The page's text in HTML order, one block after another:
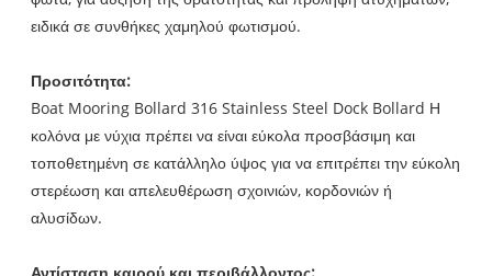
ειδικά σε συνθήκες χαμηλού φωτισμού.
Προσιτότητα:
Boat Mooring Bollard 316 Stainless Steel Dock Bollard Η
κολόνα με νύχια πρέπει να είναι εύκολα προσβάσιμη και
τοποθετημένη σε κατάλληλο ύψος για να επιτρέπει την εύκολη
στερέωση και απελευθέρωση σχοινιών, κορδονιών ή
αλυσίδων.